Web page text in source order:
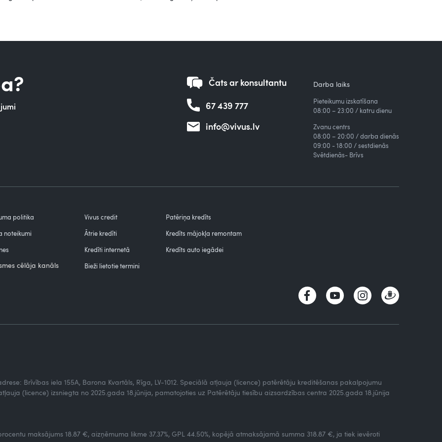
Čats ar konsultantu
67 439 777
info@vivus.lv
Darba laiks
Pieteikumu izskatīšana
08:00 – 23:00 / katru dienu
Zvanu centrs
08:00 – 20:00 / darba dienās
09:00 - 18:00 / sestdienās
Svētdienās- Brīvs
politika
noteikumi
cēlāja kanāls
Vivus credit
Ātrie kredīti
Kredīti internetā
Bieži lietotie termini
Patēriņa kredīts
Kredīts mājokļa remontam
Kredīts auto iegādei
adrese: Brīvības iela 155A, Barona Kvartāls, Rīga, LV-1012. Speciālā atļauja (licence) patērētāju kreditēšanas pakalpojumu
(licence) izsniegta no 2025.gada 18.jūnija, pamatojoties uz Patērētāju tiesību aizsardzības centra 2025.gada 18.jūnija
maksājums 18.87 €, aizņēmuma likme 37.37%, GPL 44.50%, kopējā atmaksājamā summa 318.87 €, ja tiek ievēroti